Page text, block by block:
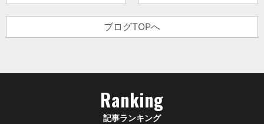
ブログTOPへ
Ranking
記事ランキング